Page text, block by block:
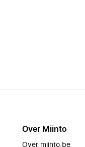
Over Miinto
Over miinto.be